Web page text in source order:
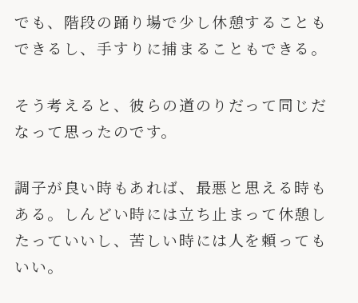
でも、階段の踊り場で少し休憩することも
できるし、手すりに捕まることもできる。
そう考えると、彼らの道のりだって同じだ
なって思ったのです。
調子が良い時もあれば、最悪と思える時も
ある。しんどい時には立ち止まって休憩し
たっていいし、苦しい時には人を頼っても
いい。